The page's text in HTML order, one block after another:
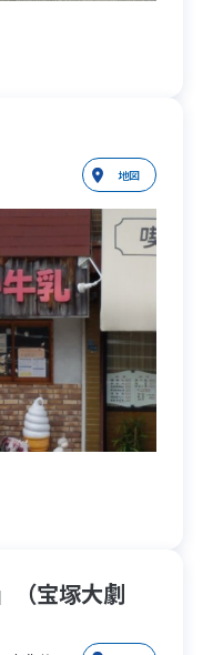
地図
（宝塚大劇